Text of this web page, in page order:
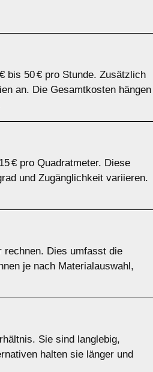
bis 50 € pro Stunde. Zusätzlich
an. Die Gesamtkosten hängen
€ pro Quadratmeter. Diese
und Zugänglichkeit variieren.
rechnen. Dies umfasst die
je nach Materialauswahl,
Sie sind langlebig,
halten sie länger und